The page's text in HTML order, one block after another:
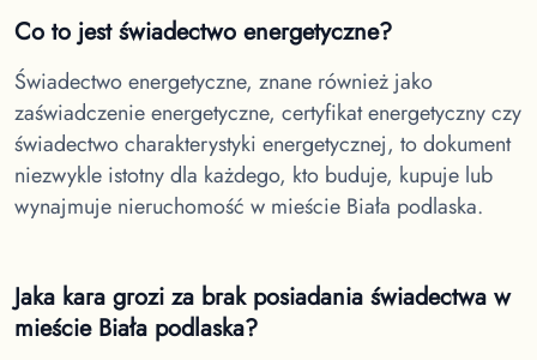
Co to jest świadectwo energetyczne?
Świadectwo energetyczne, znane również jako
zaświadczenie energetyczne, certyfikat energetyczny czy
świadectwo charakterystyki energetycznej, to dokument
niezwykle istotny dla każdego, kto buduje, kupuje lub
wynajmuje nieruchomość w mieście Biała podlaska.
Jaka kara grozi za brak posiadania świadectwa w
mieście Biała podlaska?